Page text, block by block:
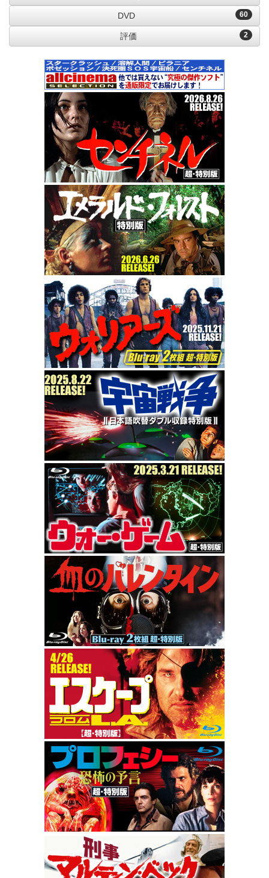
60
DVD
2
評価